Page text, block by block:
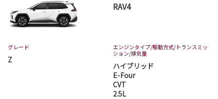
RAV4
グレード
Z
エンジンタイプ/駆動方式/トランスミッ
ション/排気量
ハイブリッド
E-Four
CVT
2.5L